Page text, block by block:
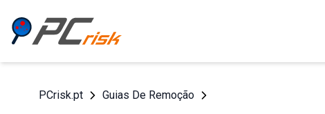
PCrisk.pt Guias De Remoção